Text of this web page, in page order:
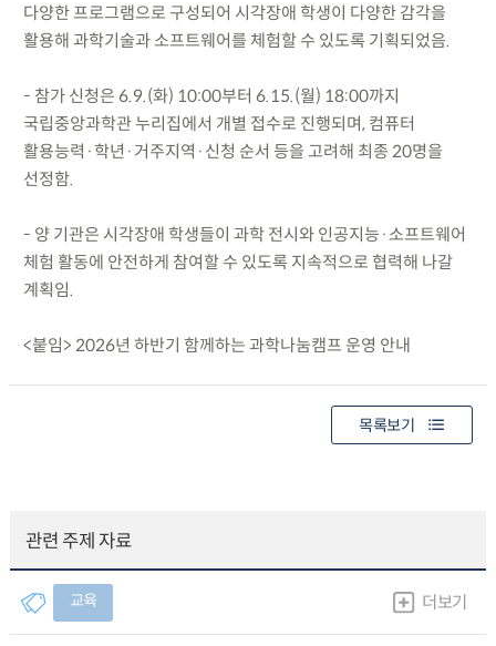
다양한 프로그램으로 구성되어 시각장애 학생이 다양한 감각을
활용해 과학기술과 소프트웨어를 체험할 수 있도록 기획되었음.
- 참가 신청은 6.9.(화) 10:00부터 6.15.(월) 18:00까지
국립중앙과학관 누리집에서 개별 접수로 진행되며, 컴퓨터
활용능력·학년·거주지역·신청 순서 등을 고려해 최종 20명을
선정함.
- 양 기관은 시각장애 학생들이 과학 전시와 인공지능·소프트웨어
체험 활동에 안전하게 참여할 수 있도록 지속적으로 협력해 나갈
계획임.
<붙임> 2026년 하반기 함께하는 과학나눔캠프 운영 안내
목록보기
관련 주제 자료
교육 더보기